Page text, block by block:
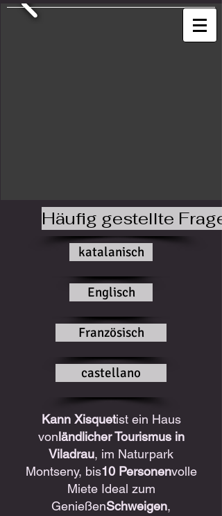
Häufig gestellte
katalanisch
Englisch
Französisch
castellano
Kann Xisquetist ein Haus
vonländlicher Tourismus in
Viladrau, im Naturpark
Montseny, bis10 Personenvolle
Miete Ideal zum
GenießenSchweigen,